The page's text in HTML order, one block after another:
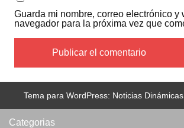
Guarda mi nombre, correo electrónico y
navegador para la próxima vez que
Tema para WordPress: Noticias
Categorias